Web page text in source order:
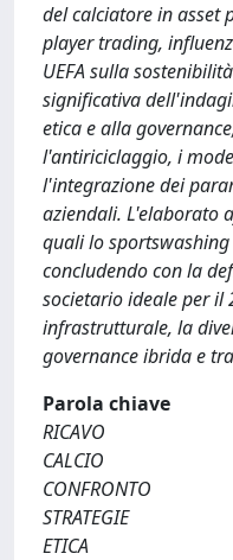
del calciatore in asset
player trading,
UEFA sulla
significativa
etica e alla
l'antiriciclaggio, i
l'integrazione dei
aziendali. L'elaborato
quali lo
concludendo con la
societario ideale per
infrastrutturale, la
governance ibrida e
Parola chiave
RICAVO
CALCIO
CONFRONTO
STRATEGIE
ETICA